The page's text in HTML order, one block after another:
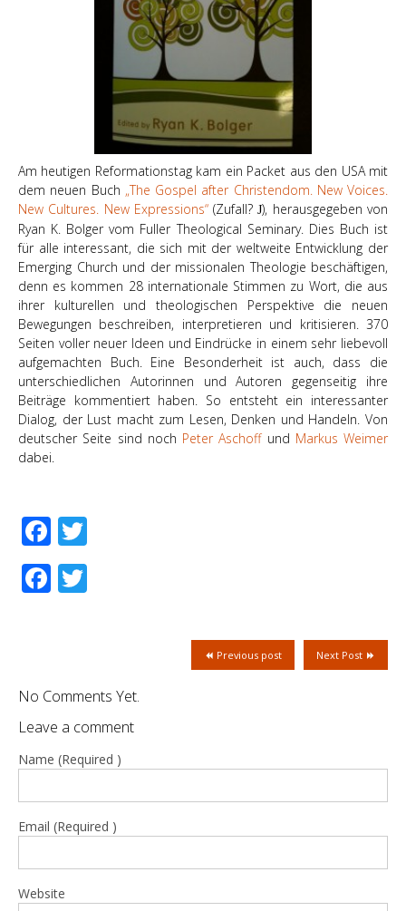
Am heutigen Reformationstag kam ein Packet aus den USA mit
dem neuen Buch „The Gospel after Christendom. New Voices.
New Cultures. New Expressions“(Zufall?J), herausgegeben von
Ryan K. Bolger vom Fuller Theological Seminary. Dies Buch ist
für alle interessant, die sich mit der weltweite Entwicklung der
Emerging Church und der missionalen Theologie beschäftigen,
denn es kommen 28 internationale Stimmen zu Wort, die aus
ihrer kulturellen und theologischen Perspektive die neuen
Bewegungen beschreiben, interpretieren und kritisieren. 370
Seiten voller neuer Ideen und Eindrücke in einem sehr liebevoll
aufgemachten Buch. Eine Besonderheit ist auch, dass die
unterschiedlichen Autorinnen und Autoren gegenseitig ihre
Beiträge kommentiert haben. So entsteht ein interessanter
Dialog, der Lust macht zum Lesen, Denken und Handeln. Von
deutscher Seite sind noch Peter Aschoff und Markus Weimer
dabei.
Facebook
Facebook
Next Post
Previous post
No Comments Yet.
Leave a comment
Name (Required )
Email (Required )
Website